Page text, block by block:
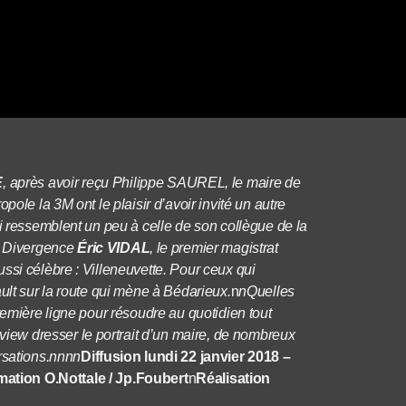
, après avoir reçu Philippe SAUREL, le maire de
la 3M ont le plaisir d’avoir invité un autre
un peu à celle de son collègue de la
DivergenceÉric VIDAL, le premier magistrat
célèbre : Villeneuvette. Pour ceux qui
sur la route qui mène à Bédarieux.nnQuelles
ligne pour résoudre au quotidien tout
dresser le portrait d’un maire, de nombreux
Diffusion lundi 22 janvier 2018 –
O.Nottale / Jp.FoubertnRéalisation